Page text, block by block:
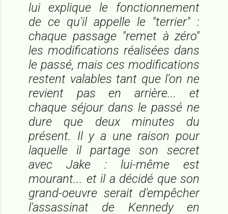
lui explique le fonctionnement
de ce qu'il appelle le "terrier" :
chaque passage "remet à zéro"
les modifications réalisées dans
le passé, mais ces modifications
restent valables tant que l'on ne
revient pas en arrière... et
chaque séjour dans le passé ne
dure que deux minutes du
présent. Il y a une raison pour
laquelle il partage son secret
avec Jake : lui-même est
mourant... et il a décidé que son
grand-oeuvre serait d'empêcher
l'assassinat de Kennedy en